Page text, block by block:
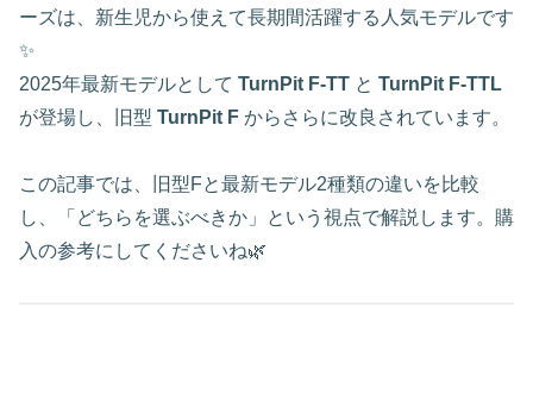
ーズは、新生児から使えて長期間活躍する人気モデルです
✨
2025年最新モデルとして TurnPit F‑TT と TurnPit F‑TTL
が登場し、旧型 TurnPit F からさらに改良されています。
この記事では、旧型Fと最新モデル2種類の違いを比較
し、「どちらを選ぶべきか」という視点で解説します。購
入の参考にしてくださいね🌿